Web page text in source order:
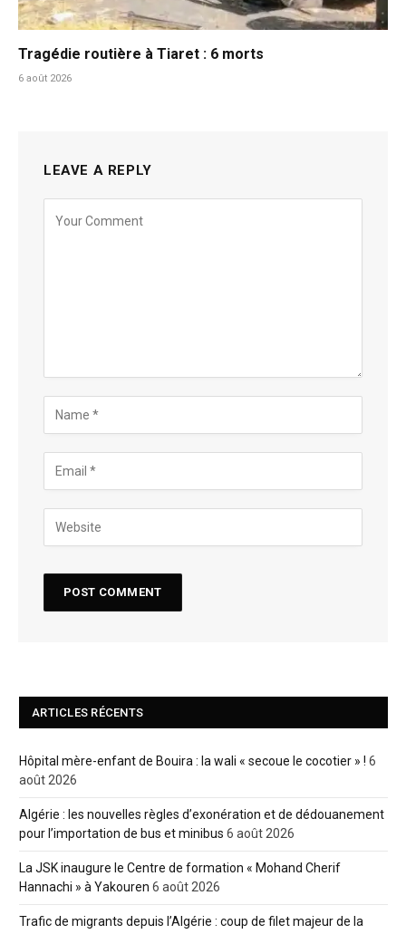
Tragédie routière à Tiaret : 6 morts
6 août 2026
LEAVE A REPLY
ARTICLES RÉCENTS
Hôpital mère-enfant de Bouira : la wali « secoue le cocotier » ! 6
août 2026
Algérie : les nouvelles règles d’exonération et de dédouanement
pour l’importation de bus et minibus 6 août 2026
La JSK inaugure le Centre de formation « Mohand Cherif
Hannachi » à Yakouren 6 août 2026
Trafic de migrants depuis l’Algérie : coup de filet majeur de la